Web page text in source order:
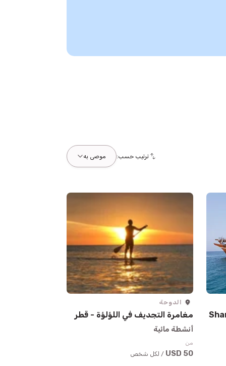
ترتيب حسب: موصى به
الدوحة
مغامرة التجديف في اللؤلؤة - قطر
أنشطة مائية
من
50 USD / لكل شخص